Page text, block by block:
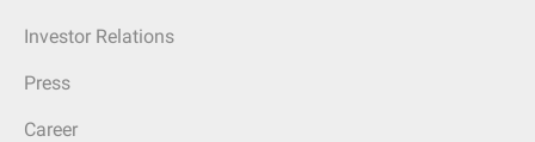
Investor Relations
Press
Career